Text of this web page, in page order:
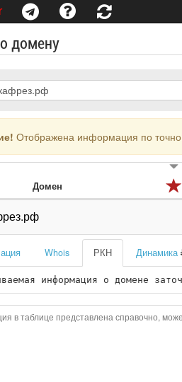
домену
Отображена информация по
Домен
Whois РКН Динамика
информация о домене
в таблице представлена справочно,